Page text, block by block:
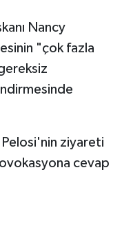
Nancy
"çok fazla
Pelosi'nin ziyareti
cevap